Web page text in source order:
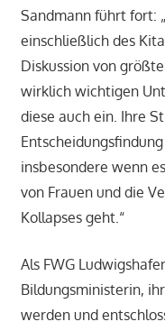
Sandmann führt fort:
einschließlich des
Diskussion von
wirklich wichtigen
diese auch ein. Ihre
insbesondere wenn
von Frauen und die
Kollapses geht.“
Als FWG
Bildungsministerin,
werden und